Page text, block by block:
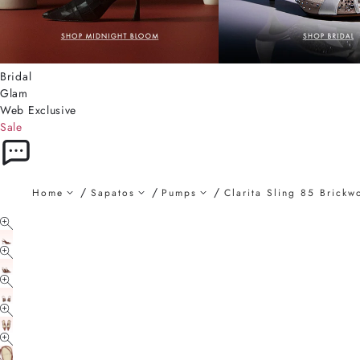
Bridal
Glam
Web Exclusive
Sale
Home Sapatos Pumps Clarita Sling 85